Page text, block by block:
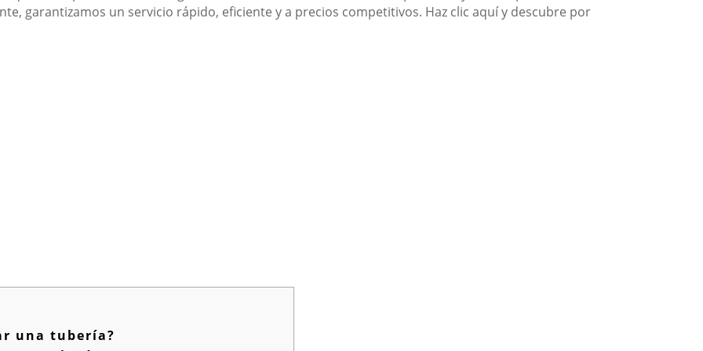
garantizamos un servicio rápido, eficiente y a precios competitivos. Haz clic aquí y descubre por
una tubería?